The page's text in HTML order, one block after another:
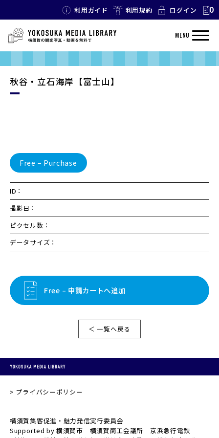
利用ガイド 利用規約 ログイン 0
MENU
秋谷・立石海岸【富士山】
Free – Purchase
ID：
撮影日：
ピクセル数：
データサイズ：
Free – 申請カートへ追加
＜ 一覧へ戻る
プライバシーポリシー
横須賀集客促進・魅力発信実行委員会
Supported by 横須賀市 横須賀商工会議所 京浜急行電鉄